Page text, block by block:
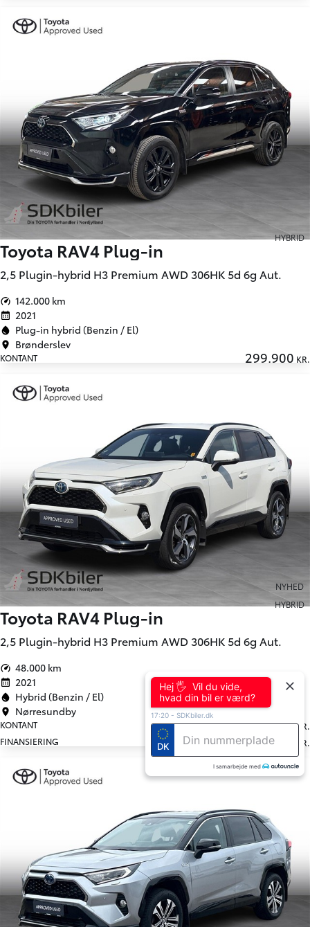
HYBRID
Toyota RAV4 Plug-in
2,5 Plugin-hybrid H3 Premium AWD 306HK 5d 6g Aut.
142.000 km
2021
Plug-in hybrid (Benzin / El)
Brønderslev
KONTANT 299.900 KR.
NYHED
HYBRID
Toyota RAV4 Plug-in
2,5 Plugin-hybrid H3 Premium AWD 306HK 5d 6g Aut.
48.000 km
2021
Hybrid (Benzin / El)
Nørresundby
KONTANT 339.900KR.
FINANSIERING
4.223 KR.
Hej 🖐 Vil du vide,
hvad din bil er værd?
17:20 - SDKbiler.dk
DK
I samarbejde med